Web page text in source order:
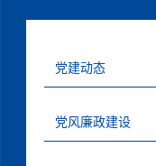
党建动态
党风廉政建设